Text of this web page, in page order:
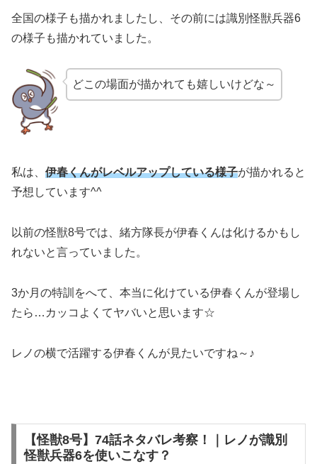
全国の様子も描かれましたし、その前には識別怪獣兵器6
の様子も描かれていました。
どこの場面が描かれても嬉しいけどな～
私は、 伊春くんがレベルアップしている様子が描かれると
予想しています^^
以前の怪獣8号では、緒方隊長が伊春くんは化けるかもし
れないと言っていました。
3か月の特訓をへて、本当に化けている伊春くんが登場し
たら…カッコよくてヤバいと思います☆
レノの横で活躍する伊春くんが見たいですね～♪
【怪獣8号】74話ネタバレ考察！｜レノが識別
怪獣兵器6を使いこなす？